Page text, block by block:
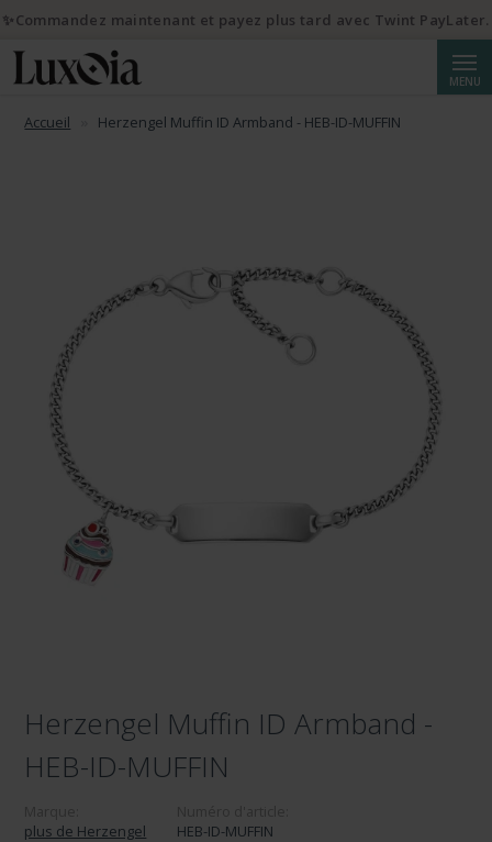
MENU
Accueil Herzengel Muffin ID Armband - HEB-ID-MUFFIN
Herzengel Muffin ID Armband -
HEB-ID-MUFFIN
plus de Herzengel
HEB-ID-MUFFIN
✨Commandez maintenant et payez plus tard avec Twint PayLater.